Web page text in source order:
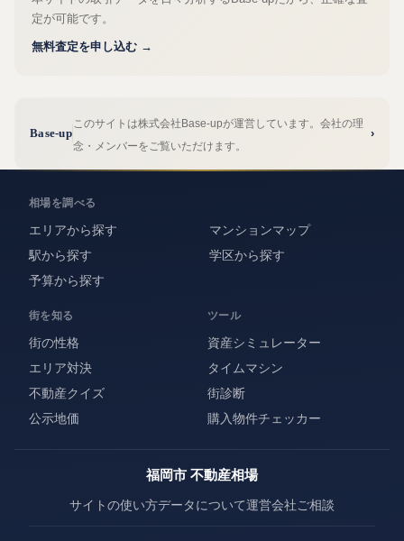
定が可能です。
無料査定を申し込む →
Base-up
このサイトは株式会社Base-upが運営しています。会社の理
念・メンバーをご覧いただけます。
›
相場を調べる
エリアから探す
マンションマップ
駅から探す
学区から探す
予算から探す
街を知る
街の性格
エリア対決
不動産クイズ
公示地価
ツール
資産シミュレーター
タイムマシン
街診断
購入物件チェッカー
福岡市 不動産相場
サイトの使い方データについて運営会社ご相談